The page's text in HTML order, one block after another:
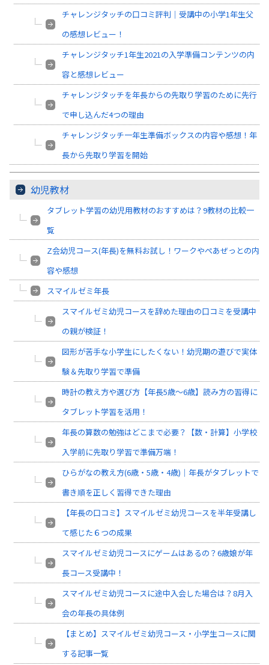
チャレンジタッチの口コミ評判｜受講中の小学1年生父
の感想レビュー！
チャレンジタッチ1年生2021の入学準備コンテンツの内
容と感想レビュー
チャレンジタッチを年長からの先取り学習のために先行
で申し込んだ4つの理由
チャレンジタッチ一年生準備ボックスの内容や感想！年
長から先取り学習を開始
幼児教材
タブレット学習の幼児用教材のおすすめは？9教材の比較一
覧
Z会幼児コース(年長)を無料お試し！ワークやぺあぜっとの内
容や感想
スマイルゼミ年長
スマイルゼミ幼児コースを辞めた理由の口コミを受講中
の親が検証！
図形が苦手な小学生にしたくない！幼児期の遊びで実体
験＆先取り学習で準備
時計の教え方や選び方【年長5歳～6歳】読み方の習得に
タブレット学習を活用！
年長の算数の勉強はどこまで必要？【数・計算】小学校
入学前に先取り学習で準備万端！
ひらがなの教え方(6歳・5歳・4歳)｜年長がタブレットで
書き順を正しく習得できた理由
【年長の口コミ】スマイルゼミ幼児コースを半年受講し
て感じた６つの成果
スマイルゼミ幼児コースにゲームはあるの？6歳娘が年
長コース受講中！
スマイルゼミ幼児コースに途中入会した場合は？8月入
会の年長の具体例
【まとめ】スマイルゼミ幼児コース・小学生コースに関
する記事一覧